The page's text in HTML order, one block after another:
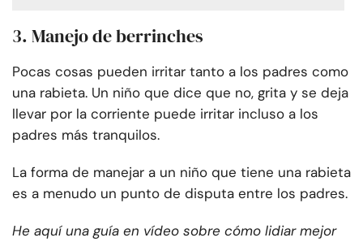
3. Manejo de berrinches
Pocas cosas pueden irritar tanto a los padres como
una rabieta. Un niño que dice que no, grita y se deja
llevar por la corriente puede irritar incluso a los
padres más tranquilos.
La forma de manejar a un niño que tiene una rabieta
es a menudo un punto de disputa entre los padres.
He aquí una guía en vídeo sobre cómo lidiar mejor